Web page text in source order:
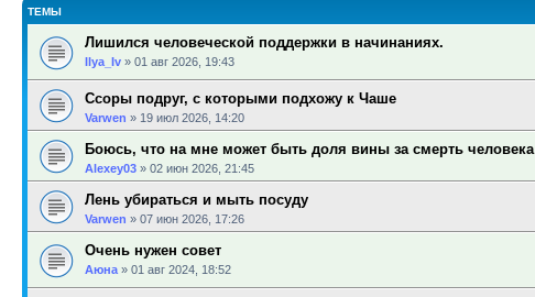
ТЕМЫ
Лишился человеческой поддержки в начинаниях.
Ilya_Iv » 01 авг 2026, 19:43
Ссоры подруг, с которыми подхожу к Чаше
Varwen » 19 июл 2026, 14:20
Боюсь, что на мне может быть доля вины за смерть человека
Alexey03 » 02 июн 2026, 21:45
Лень убираться и мыть посуду
Varwen » 07 июн 2026, 17:26
Очень нужен совет
Аюна » 01 авг 2024, 18:52